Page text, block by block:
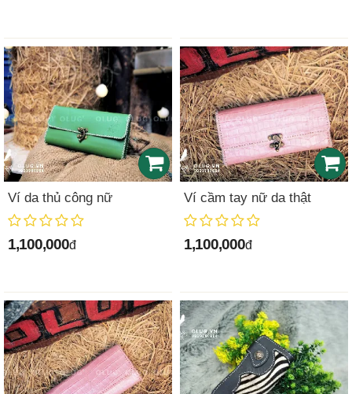
Ví da thủ công nữ
1,100,000đ
Ví cầm tay nữ da thật
1,100,000đ